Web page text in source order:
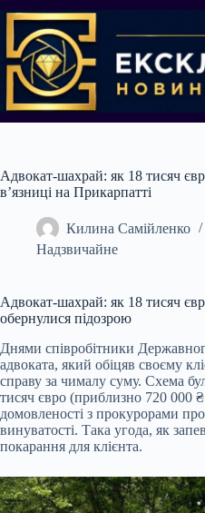
до
вмісту
Адвокат-шахрай: як 18 тисяч
в’язниці на Прикарпатті
Килина Самійленко
Надзвичайне
Адвокат-шахрай: як 18 тисяч
обернулися підозрою
Днями співробітники
адвоката, який обіцяв своєму
справу за чималу суму. Схема
тисяч євро (приблизно 720 000
домовленості з прокурорами
винуватості. Така угода, як
покарання для клієнта.